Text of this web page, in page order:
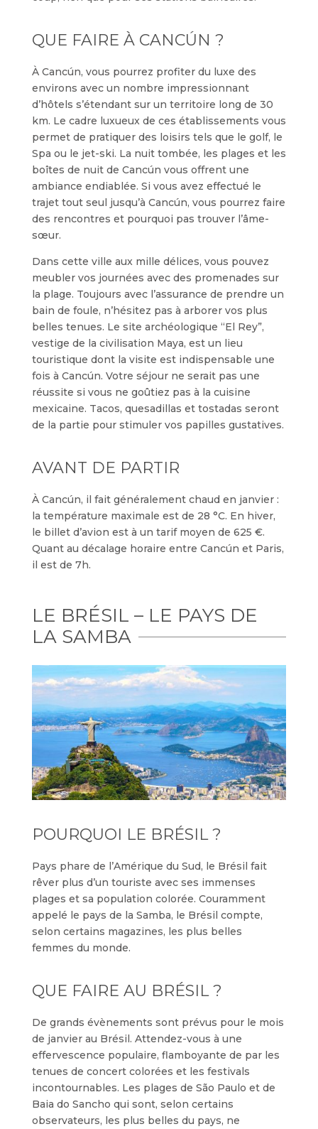
QUE FAIRE À CANCÚN ?
À Cancún, vous pourrez profiter du luxe des
environs avec un nombre impressionnant
d’hôtels s’étendant sur un territoire long de 30
km. Le cadre luxueux de ces établissements vous
permet de pratiquer des loisirs tels que le golf, le
Spa ou le jet-ski. La nuit tombée, les plages et les
boîtes de nuit de Cancún vous offrent une
ambiance endiablée. Si vous avez effectué le
trajet tout seul jusqu’à Cancún, vous pourrez faire
des rencontres et pourquoi pas trouver l’âme-
sœur.
Dans cette ville aux mille délices, vous pouvez
meubler vos journées avec des promenades sur
la plage. Toujours avec l’assurance de prendre un
bain de foule, n’hésitez pas à arborer vos plus
belles tenues. Le site archéologique “El Rey”,
vestige de la civilisation Maya, est un lieu
touristique dont la visite est indispensable une
fois à Cancún. Votre séjour ne serait pas une
réussite si vous ne goûtiez pas à la cuisine
mexicaine. Tacos, quesadillas et tostadas seront
de la partie pour stimuler vos papilles gustatives.
AVANT DE PARTIR
À Cancún, il fait généralement chaud en janvier :
la température maximale est de 28 °C. En hiver,
le billet d’avion est à un tarif moyen de 625 €.
Quant au décalage horaire entre Cancún et Paris,
il est de 7h.
LE BRÉSIL – LE PAYS DE
LA SAMBA
POURQUOI LE BRÉSIL ?
Pays phare de l’Amérique du Sud, le Brésil fait
rêver plus d’un touriste avec ses immenses
plages et sa population colorée. Couramment
appelé le pays de la Samba, le Brésil compte,
selon certains magazines, les plus belles
femmes du monde.
QUE FAIRE AU BRÉSIL ?
De grands évènements sont prévus pour le mois
de janvier au Brésil. Attendez-vous à une
effervescence populaire, flamboyante de par les
tenues de concert colorées et les festivals
incontournables. Les plages de São Paulo et de
Baia do Sancho qui sont, selon certains
observateurs, les plus belles du pays, ne